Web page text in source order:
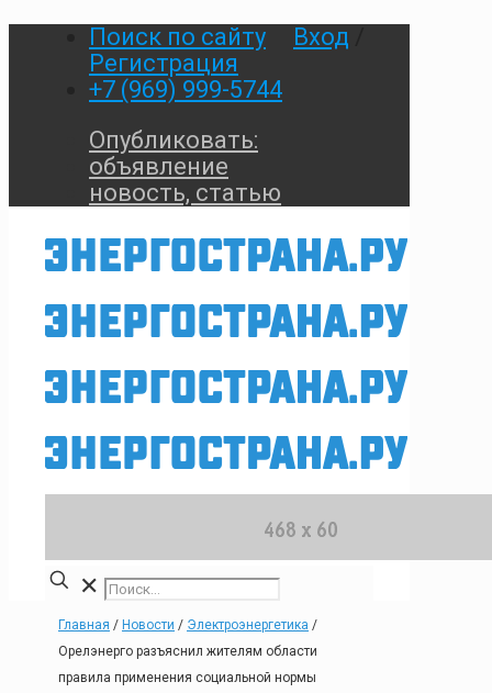
Поиск по сайту Вход
Регистрация
+7 (969) 999-5744
Опубликовать:
объявление
новость, статью
✕
Главная / Новости / Электроэнергетика /
Орелэнерго разъяснил жителям области
правила применения социальной нормы